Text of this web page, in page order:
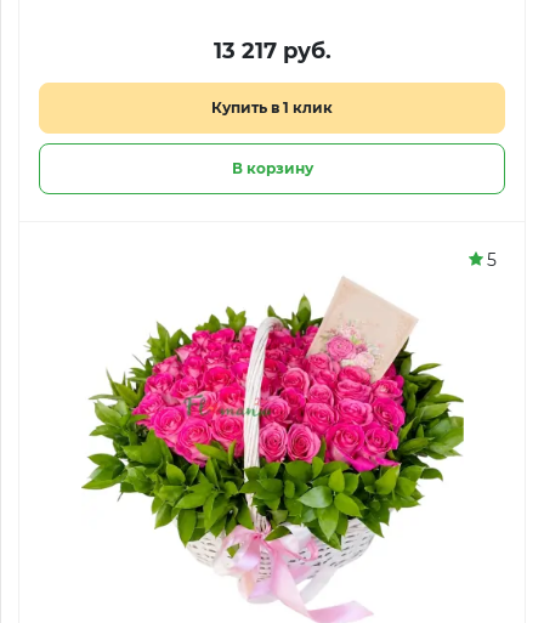
13 217 руб.
Купить в 1 клик
В корзину
5